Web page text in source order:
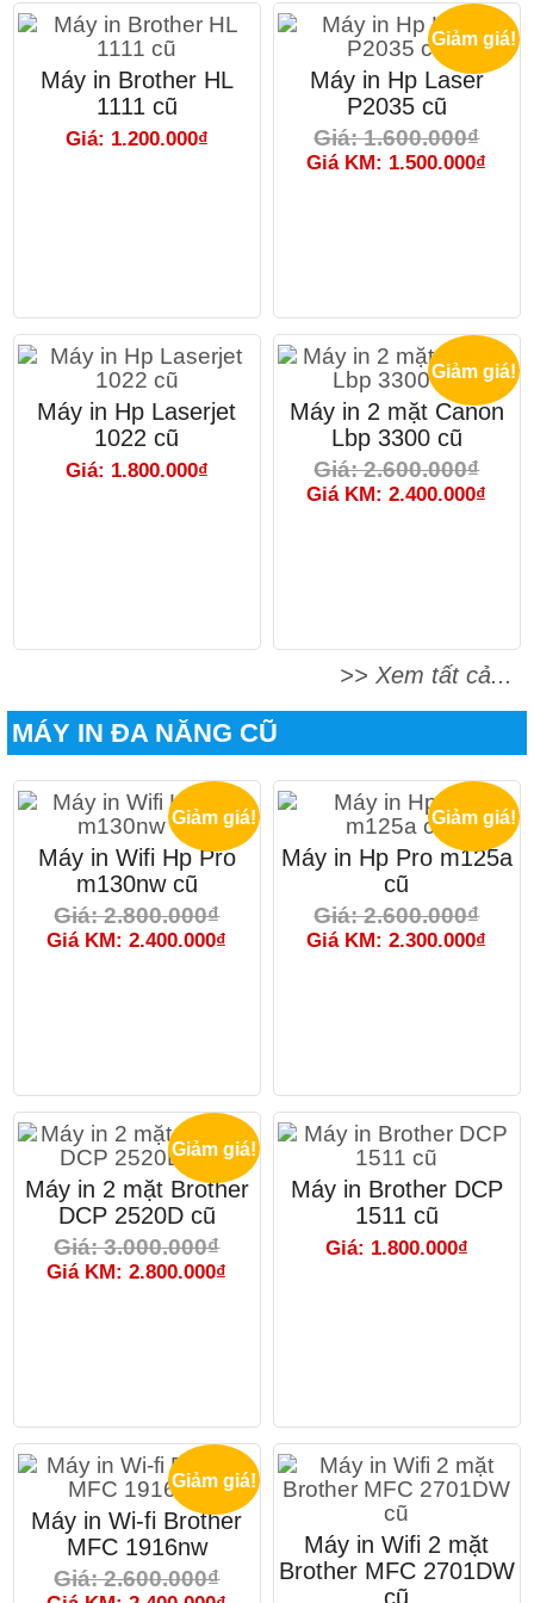
Máy in Brother HL
1111 cũ
Giá: 1.200.000₫
Giảm giá!
Máy in Hp Laser
P2035 cũ
Giá: 1.600.000₫
Giá KM: 1.500.000₫
Máy in Hp Laserjet
1022 cũ
Giá: 1.800.000₫
Giảm giá!
Máy in 2 mặt Canon
Lbp 3300 cũ
Giá: 2.600.000₫
Giá KM: 2.400.000₫
>> Xem tất cả...
MÁY IN ĐA NĂNG CŨ
Giảm giá!
Máy in Wifi Hp Pro
m130nw cũ
Giá: 2.800.000₫
Giá KM: 2.400.000₫
Giảm giá!
Máy in Hp Pro m125a
cũ
Giá: 2.600.000₫
Giá KM: 2.300.000₫
Giảm giá!
Máy in 2 mặt Brother
DCP 2520D cũ
Giá: 3.000.000₫
Giá KM: 2.800.000₫
Máy in Brother DCP
1511 cũ
Giá: 1.800.000₫
Giảm giá!
Máy in Wi-fi Brother
MFC 1916nw
Giá: 2.600.000₫
Máy in Wifi 2 mặt
Brother MFC 2701DW
cũ